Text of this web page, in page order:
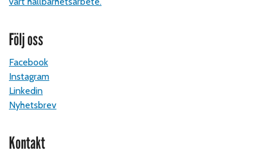
Följ oss
Facebook
Instagram
Linkedin
Nyhetsbrev
Kontakt